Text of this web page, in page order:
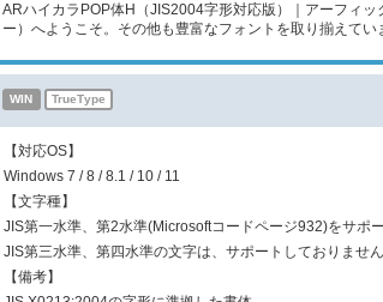
ARハイカラPOP体H（JIS2004字形対応版）｜アーフィ
ー）へようこそ。その他も豊富なフォントを取り揃えてい
WIN TrueType
【対応OS】
Windows 7 / 8 / 8.1 / 10 / 11
【文字種】
JIS第一水準、第2水準(Microsoftコードページ932)をサポ
JIS第三水準、第四水準の文字は、サポートしておりませ
【備考】